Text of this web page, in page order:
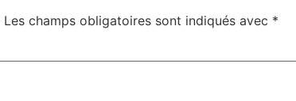
Les champs obligatoires sont indiqués avec *